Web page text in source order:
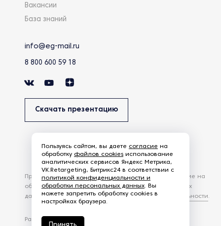
Вакансии
База знаний
info@eg-mail.ru
8 800 600 59 18
Скачать презентацию
Разработка сайта —
Продолжая использовать наш сайт, вы даете согласие на
обработку файлов Cookies и других пользовательских
данных, в соответствии сПолитикой конфиденциальности.
Пользуясь сайтом, вы даете согласие на
обработку файлов cookies использование
аналитических сервисов Яндекс Метрика,
VK.Retargeting, Битрикс24 в соответствии с
политикой конфиденциальности и
обработки персональных данных. Вы
можете запретить обработку cookies в
настройках браузера.